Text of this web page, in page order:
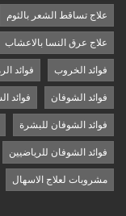
علاج تساقط الشعر بالثوم
علاج عرق النسا بالاعشاب
فوائد الخروب فوائد
فوائد الشوفان فوائد
فوائد الشوفان للبشرة
فوائد الشوفان للرياضيين
مشروبات لعلاج الاسهال